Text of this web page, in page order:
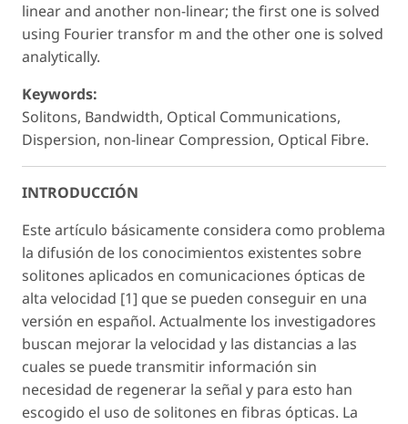
linear and another non-linear; the first one is solved
using Fourier transfor m and the other one is solved
analytically.
Keywords:
Solitons, Bandwidth, Optical Communications,
Dispersion, non-linear Compression, Optical Fibre.
INTRODUCCIÓN
Este artículo básicamente considera como problema
la difusión de los conocimientos existentes sobre
solitones aplicados en comunicaciones ópticas de
alta velocidad [1] que se pueden conseguir en una
versión en español. Actualmente los investigadores
buscan mejorar la velocidad y las distancias a las
cuales se puede transmitir información sin
necesidad de regenerar la señal y para esto han
escogido el uso de solitones en fibras ópticas. La